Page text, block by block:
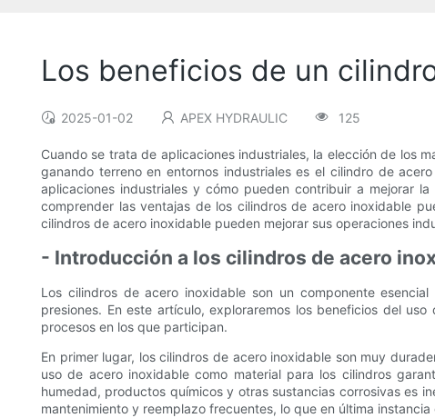
Los beneficios de un
2025-01-02 APEX HYDRAULIC 125
Cuando se trata de aplicaciones industriales, la elección de los
ganando terreno en entornos industriales es el cilindro de
aplicaciones industriales y cómo pueden contribuir a mejorar
comprender las ventajas de los cilindros de acero inoxidable
cilindros de acero inoxidable pueden mejorar sus operaciones
- Introducción a los cilindros de acero
Los cilindros de acero inoxidable son un componente
presiones. En este artículo, exploraremos los beneficios del
procesos en los que participan.
En primer lugar, los cilindros de acero inoxidable son muy
uso de acero inoxidable como material para los cilindros
humedad, productos químicos y otras sustancias corrosivas es
mantenimiento y reemplazo frecuentes, lo que en última